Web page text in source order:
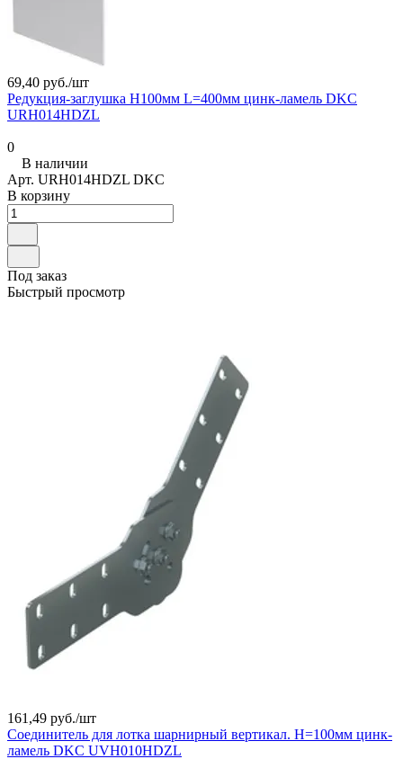
69,40 руб./шт
Редукция-заглушка H100мм L=400мм цинк-ламель DKC
URH014HDZL
0
В наличии
Арт. URH014HDZL DKC
В корзину
Под заказ
Быстрый просмотр
161,49 руб./шт
Соединитель для лотка шарнирный вертикал. H=100мм цинк-
ламель DKC UVH010HDZL